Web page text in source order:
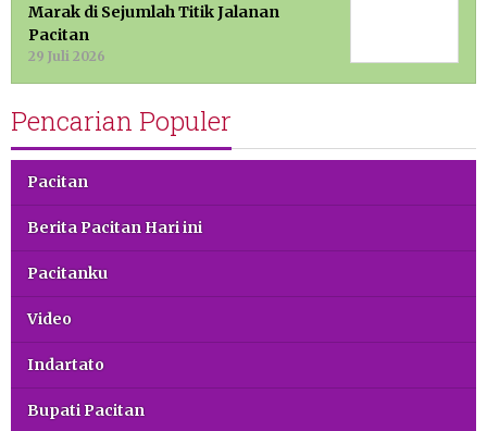
Marak di Sejumlah Titik Jalanan
Pacitan
29 Juli 2026
Pencarian Populer
Pacitan
Berita Pacitan Hari ini
Pacitanku
Video
Indartato
Bupati Pacitan